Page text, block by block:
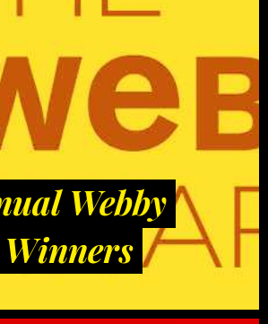
Webby